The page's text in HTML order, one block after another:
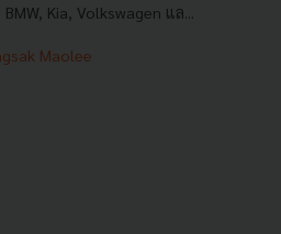
Kia, Volkswagen แล...
Maolee